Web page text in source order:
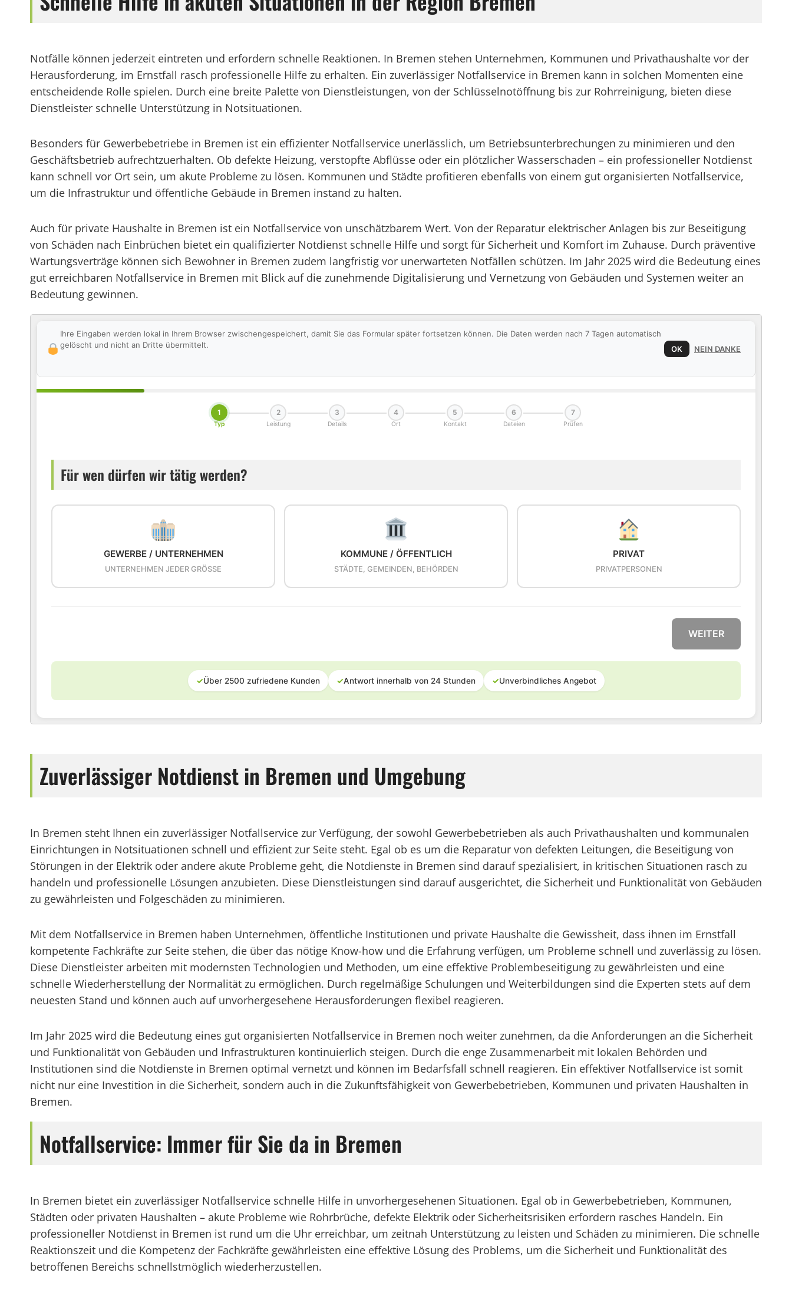
Notfälle können jederzeit eintreten und erfordern schnelle Reaktionen. In Bremen stehen Unternehmen, Kommunen und Privathaushalte vor der
Herausforderung, im Ernstfall rasch professionelle Hilfe zu erhalten. Ein zuverlässiger Notfallservice in Bremen kann in solchen Momenten eine
entscheidende Rolle spielen. Durch eine breite Palette von Dienstleistungen, von der Schlüsselnotöffnung bis zur Rohrreinigung, bieten diese
Dienstleister schnelle Unterstützung in Notsituationen.
Besonders für Gewerbebetriebe in Bremen ist ein effizienter Notfallservice unerlässlich, um Betriebsunterbrechungen zu minimieren und den
Geschäftsbetrieb aufrechtzuerhalten. Ob defekte Heizung, verstopfte Abflüsse oder ein plötzlicher Wasserschaden – ein professioneller Notdienst
kann schnell vor Ort sein, um akute Probleme zu lösen. Kommunen und Städte profitieren ebenfalls von einem gut organisierten Notfallservice,
um die Infrastruktur und öffentliche Gebäude in Bremen instand zu halten.
Auch für private Haushalte in Bremen ist ein Notfallservice von unschätzbarem Wert. Von der Reparatur elektrischer Anlagen bis zur Beseitigung
von Schäden nach Einbrüchen bietet ein qualifizierter Notdienst schnelle Hilfe und sorgt für Sicherheit und Komfort im Zuhause. Durch präventive
Wartungsverträge können sich Bewohner in Bremen zudem langfristig vor unerwarteten Notfällen schützen. Im Jahr 2025 wird die Bedeutung eines
gut erreichbaren Notfallservice in Bremen mit Blick auf die zunehmende Digitalisierung und Vernetzung von Gebäuden und Systemen weiter an
Bedeutung gewinnen.
Ihre Eingaben werden lokal in Ihrem Browser zwischengespeichert, damit Sie das Formular später fortsetzen können. Die Daten werden nach 7 Tagen automatisch
gelöscht und nicht an Dritte übermittelt.
OK NEIN DANKE
1
Typ
2
Leistung
3
Details
4
Ort
5
Kontakt
6
Dateien
7
Prüfen
Für wen dürfen wir tätig werden?
GEWERBE / UNTERNEHMEN
UNTERNEHMEN JEDER GRÖSSE
KOMMUNE / ÖFFENTLICH
STÄDTE, GEMEINDEN, BEHÖRDEN
PRIVAT
PRIVATPERSONEN
WEITER
✓Über 2500 zufriedene Kunden ✓Antwort innerhalb von 24 Stunden ✓Unverbindliches Angebot
Zuverlässiger Notdienst in Bremen und Umgebung
In Bremen steht Ihnen ein zuverlässiger Notfallservice zur Verfügung, der sowohl Gewerbebetrieben als auch Privathaushalten und kommunalen
Einrichtungen in Notsituationen schnell und effizient zur Seite steht. Egal ob es um die Reparatur von defekten Leitungen, die Beseitigung von
Störungen in der Elektrik oder andere akute Probleme geht, die Notdienste in Bremen sind darauf spezialisiert, in kritischen Situationen rasch zu
handeln und professionelle Lösungen anzubieten. Diese Dienstleistungen sind darauf ausgerichtet, die Sicherheit und Funktionalität von Gebäuden
zu gewährleisten und Folgeschäden zu minimieren.
Mit dem Notfallservice in Bremen haben Unternehmen, öffentliche Institutionen und private Haushalte die Gewissheit, dass ihnen im Ernstfall
kompetente Fachkräfte zur Seite stehen, die über das nötige Know-how und die Erfahrung verfügen, um Probleme schnell und zuverlässig zu lösen.
Diese Dienstleister arbeiten mit modernsten Technologien und Methoden, um eine effektive Problembeseitigung zu gewährleisten und eine
schnelle Wiederherstellung der Normalität zu ermöglichen. Durch regelmäßige Schulungen und Weiterbildungen sind die Experten stets auf dem
neuesten Stand und können auch auf unvorhergesehene Herausforderungen flexibel reagieren.
Im Jahr 2025 wird die Bedeutung eines gut organisierten Notfallservice in Bremen noch weiter zunehmen, da die Anforderungen an die Sicherheit
und Funktionalität von Gebäuden und Infrastrukturen kontinuierlich steigen. Durch die enge Zusammenarbeit mit lokalen Behörden und
Institutionen sind die Notdienste in Bremen optimal vernetzt und können im Bedarfsfall schnell reagieren. Ein effektiver Notfallservice ist somit
nicht nur eine Investition in die Sicherheit, sondern auch in die Zukunftsfähigkeit von Gewerbebetrieben, Kommunen und privaten Haushalten in
Bremen.
Notfallservice: Immer für Sie da in Bremen
In Bremen bietet ein zuverlässiger Notfallservice schnelle Hilfe in unvorhergesehenen Situationen. Egal ob in Gewerbebetrieben, Kommunen,
Städten oder privaten Haushalten – akute Probleme wie Rohrbrüche, defekte Elektrik oder Sicherheitsrisiken erfordern rasches Handeln. Ein
professioneller Notdienst in Bremen ist rund um die Uhr erreichbar, um zeitnah Unterstützung zu leisten und Schäden zu minimieren. Die schnelle
Reaktionszeit und die Kompetenz der Fachkräfte gewährleisten eine effektive Lösung des Problems, um die Sicherheit und Funktionalität des
betroffenen Bereichs schnellstmöglich wiederherzustellen.